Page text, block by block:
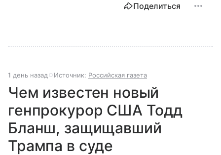
Поделиться
1 день назад Источник: Российская газета
Чем известен новый
генпрокурор США Тодд
Бланш, защищавший
Трампа в суде